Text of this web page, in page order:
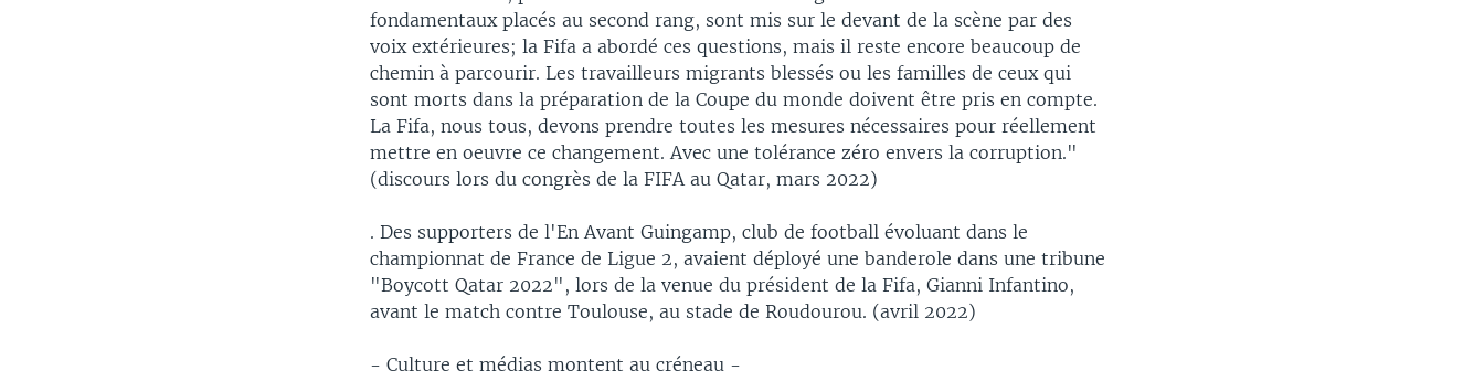
fondamentaux placés au second rang, sont mis sur le devant de la scène par des
voix extérieures; la Fifa a abordé ces questions, mais il reste encore beaucoup de
chemin à parcourir. Les travailleurs migrants blessés ou les familles de ceux qui
sont morts dans la préparation de la Coupe du monde doivent être pris en compte.
La Fifa, nous tous, devons prendre toutes les mesures nécessaires pour réellement
mettre en oeuvre ce changement. Avec une tolérance zéro envers la corruption."
(discours lors du congrès de la FIFA au Qatar, mars 2022)
. Des supporters de l'En Avant Guingamp, club de football évoluant dans le
championnat de France de Ligue 2, avaient déployé une banderole dans une tribune
"Boycott Qatar 2022", lors de la venue du président de la Fifa, Gianni Infantino,
avant le match contre Toulouse, au stade de Roudourou. (avril 2022)
- Culture et médias montent au créneau -